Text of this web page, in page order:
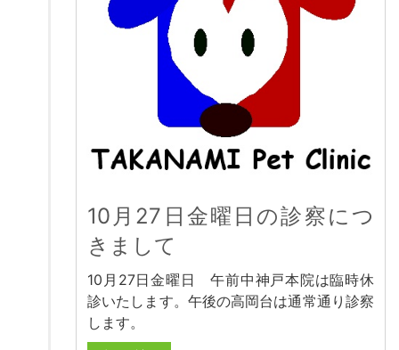
10月27日金曜日の診察につ
きまして
10月27日金曜日 午前中神戸本院は臨時休
診いたします。午後の高岡台は通常通り診察
します。